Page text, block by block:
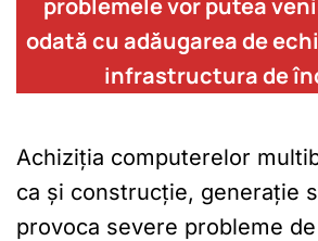
odată cu adăugarea de
infrastructura de
Achiziția computerelor
ca și construcție, generație
provoca severe probleme